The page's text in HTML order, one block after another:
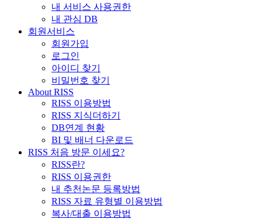
내 서비스 사용권한
내 관심 DB
회원서비스
회원가입
로그인
아이디 찾기
비밀번호 찾기
About RISS
RISS 이용방법
RISS 지식더하기
DB연계 현황
BI 및 배너 다운로드
RISS 처음 방문 이세요?
RISS란?
RISS 이용권한
내 추천논문 등록방법
RISS 자료 유형별 이용방법
복사/대출 이용방법